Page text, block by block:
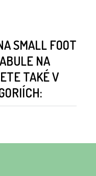
SMALL FOOT
NA
TAKÉ V